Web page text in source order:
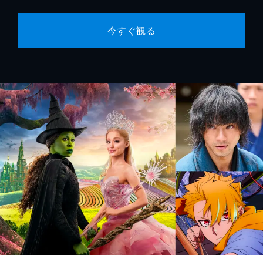
今すぐ観る